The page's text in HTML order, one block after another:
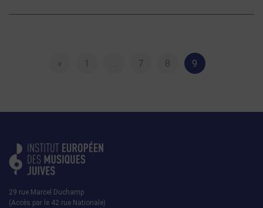
« 1 7 8 9
29 rue Marcel Duchamp
(Accès par le 42 rue Nationale)